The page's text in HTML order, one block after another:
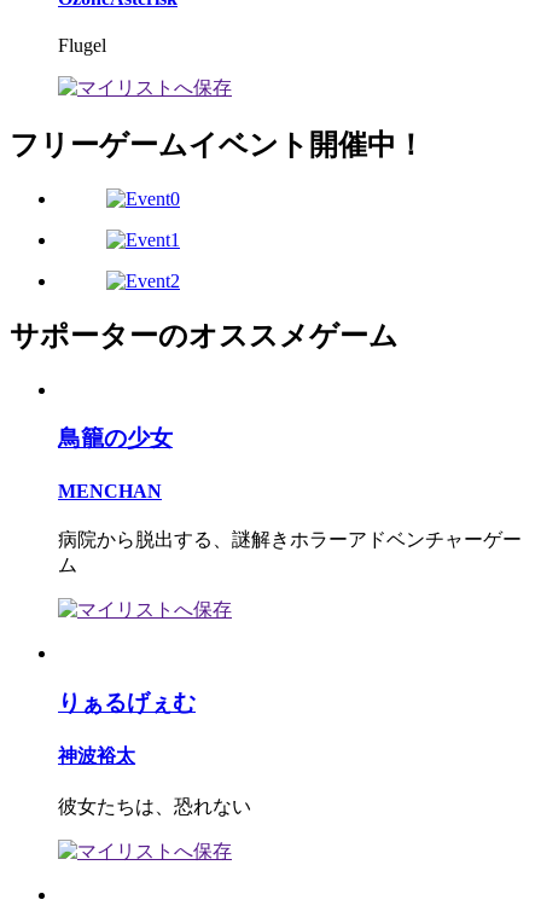
Flugel
フリーゲームイベント開催中！
サポーターのオススメゲーム
鳥籠の少女
MENCHAN
病院から脱出する、謎解きホラーアドベンチャーゲー
ム
りぁるげぇむ
神波裕太
彼女たちは、恐れない